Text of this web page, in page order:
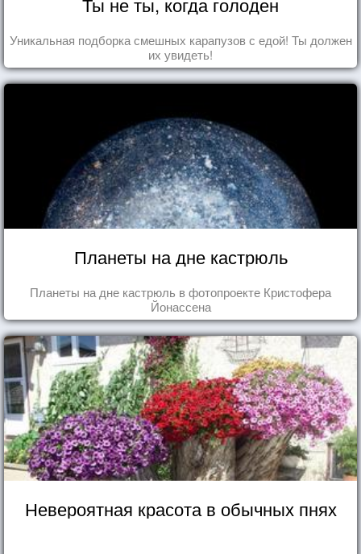
Уникальная подборка смешных карапузов с едой! Ты должен
их увидеть!
Планеты на дне кастрюль
Планеты на дне кастрюль в фотопроекте Кристофера
Йонассена
Невероятная красота в обычных пнях